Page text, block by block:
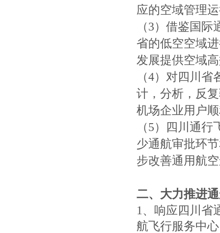
应的空域管理
（3）借鉴国
省的低空空域
发展提供空域
（4）对四川
计，分析，反
机场企业用户
（5）四川通
少通航审批环
步改善通用航
二、大力推进
1、响应四川省
航飞行服务中